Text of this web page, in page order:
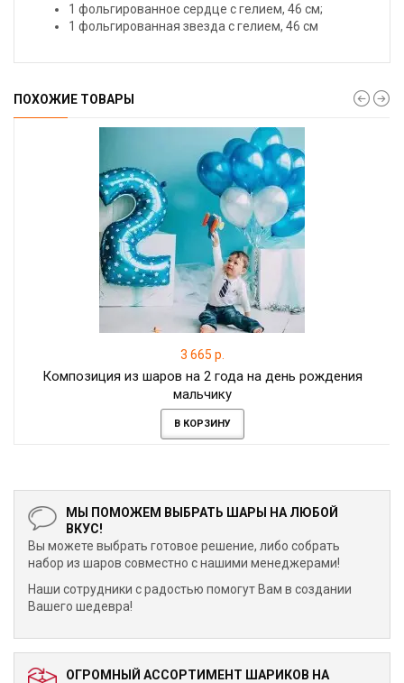
1 фольгированное сердце с гелием, 46 см;
1 фольгированная звезда с гелием, 46 см
ПОХОЖИЕ ТОВАРЫ
3 665 р.
Композиция из шаров на 2 года на день рождения
мальчику
В КОРЗИНУ
МЫ ПОМОЖЕМ ВЫБРАТЬ ШАРЫ НА ЛЮБОЙ
ВКУС!
Вы можете выбрать готовое решение, либо собрать
набор из шаров совместно с нашими менеджерами!
Наши сотрудники с радостью помогут Вам в создании
Вашего шедевра!
ОГРОМНЫЙ АССОРТИМЕНТ ШАРИКОВ НА